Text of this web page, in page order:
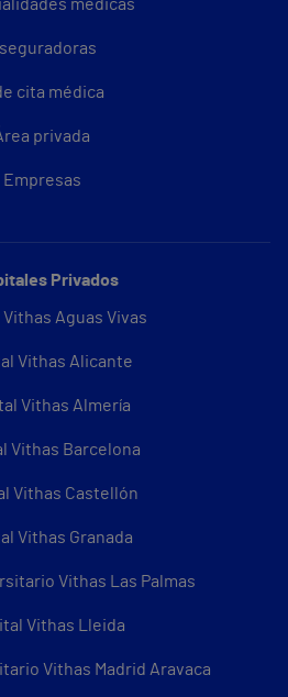
médicas
cita médica
privada
Empresas
Privados
Aguas Vivas
Vithas Alicante
Vithas Almería
Vithas Barcelona
Vithas Castellón
Vithas Granada
Vithas Las Palmas
Vithas Lleida
Vithas Madrid Aravaca